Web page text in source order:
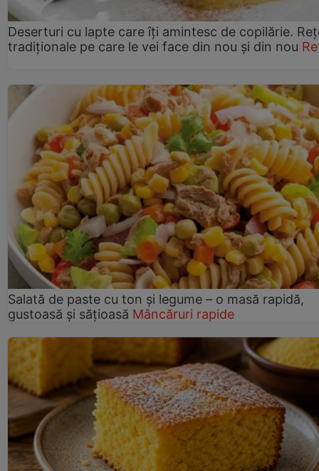
Deserturi cu lapte care îți amintesc de copilărie.
tradiționale pe care le vei face din nou și din nou
Salată de paste cu ton și legume – o masă rapidă,
gustoasă și sățioasă Mâncăruri rapide